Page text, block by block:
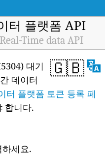
터 플랫폼 API
Time data API
🇬🇧
대기
데이터
터 플랫폼 토큰 등록 페
합니다.
세요.